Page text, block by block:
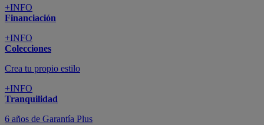
+INFO
Financiación
+INFO
Colecciones
Crea tu propio estilo
+INFO
Tranquilidad
6 años de Garantía Plus